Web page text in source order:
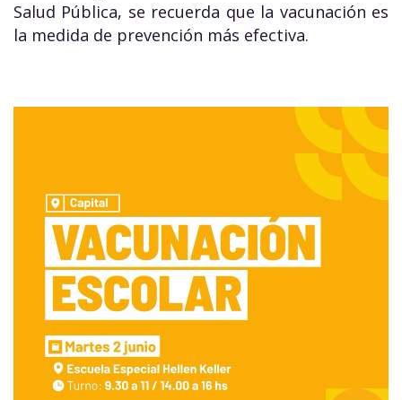
Salud Pública, se recuerda que la vacunación es
la medida de prevención más efectiva.